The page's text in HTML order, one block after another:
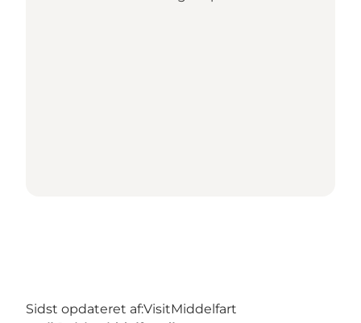
Sidst opdateret af:VisitMiddelfart